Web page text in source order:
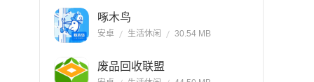
啄木鸟
安卓 生活休闲 30.54 MB
废品回收联盟